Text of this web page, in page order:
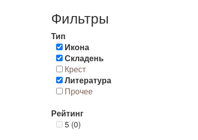
Фильтры
Тип
Икона
Складень
Крест
Литература
Прочее
Рейтинг
5 (0)